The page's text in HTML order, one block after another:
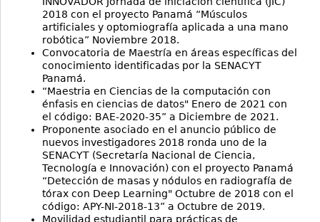
2018 con el proyecto Panamá “Músculos
artificiales y optomiografía aplicada a una mano
robótica” Noviembre 2018.
Convocatoria de Maestría en áreas específicas del
conocimiento identificadas por la SENACYT
Panamá.
“Maestria en Ciencias de la computación con
énfasis en ciencias de datos" Enero de 2021 con
el código: BAE-2020-35” a Diciembre de 2021.
Proponente asociado en el anuncio público de
nuevos investigadores 2018 ronda uno de la
SENACYT (Secretaría Nacional de Ciencia,
Tecnología e Innovación) con el proyecto Panamá
“Detección de masas y nódulos en radiografía de
tórax con Deep Learning" Octubre de 2018 con el
código: APY-NI-2018-13” a Octubre de 2019.
Movilidad estudiantil para prácticas de